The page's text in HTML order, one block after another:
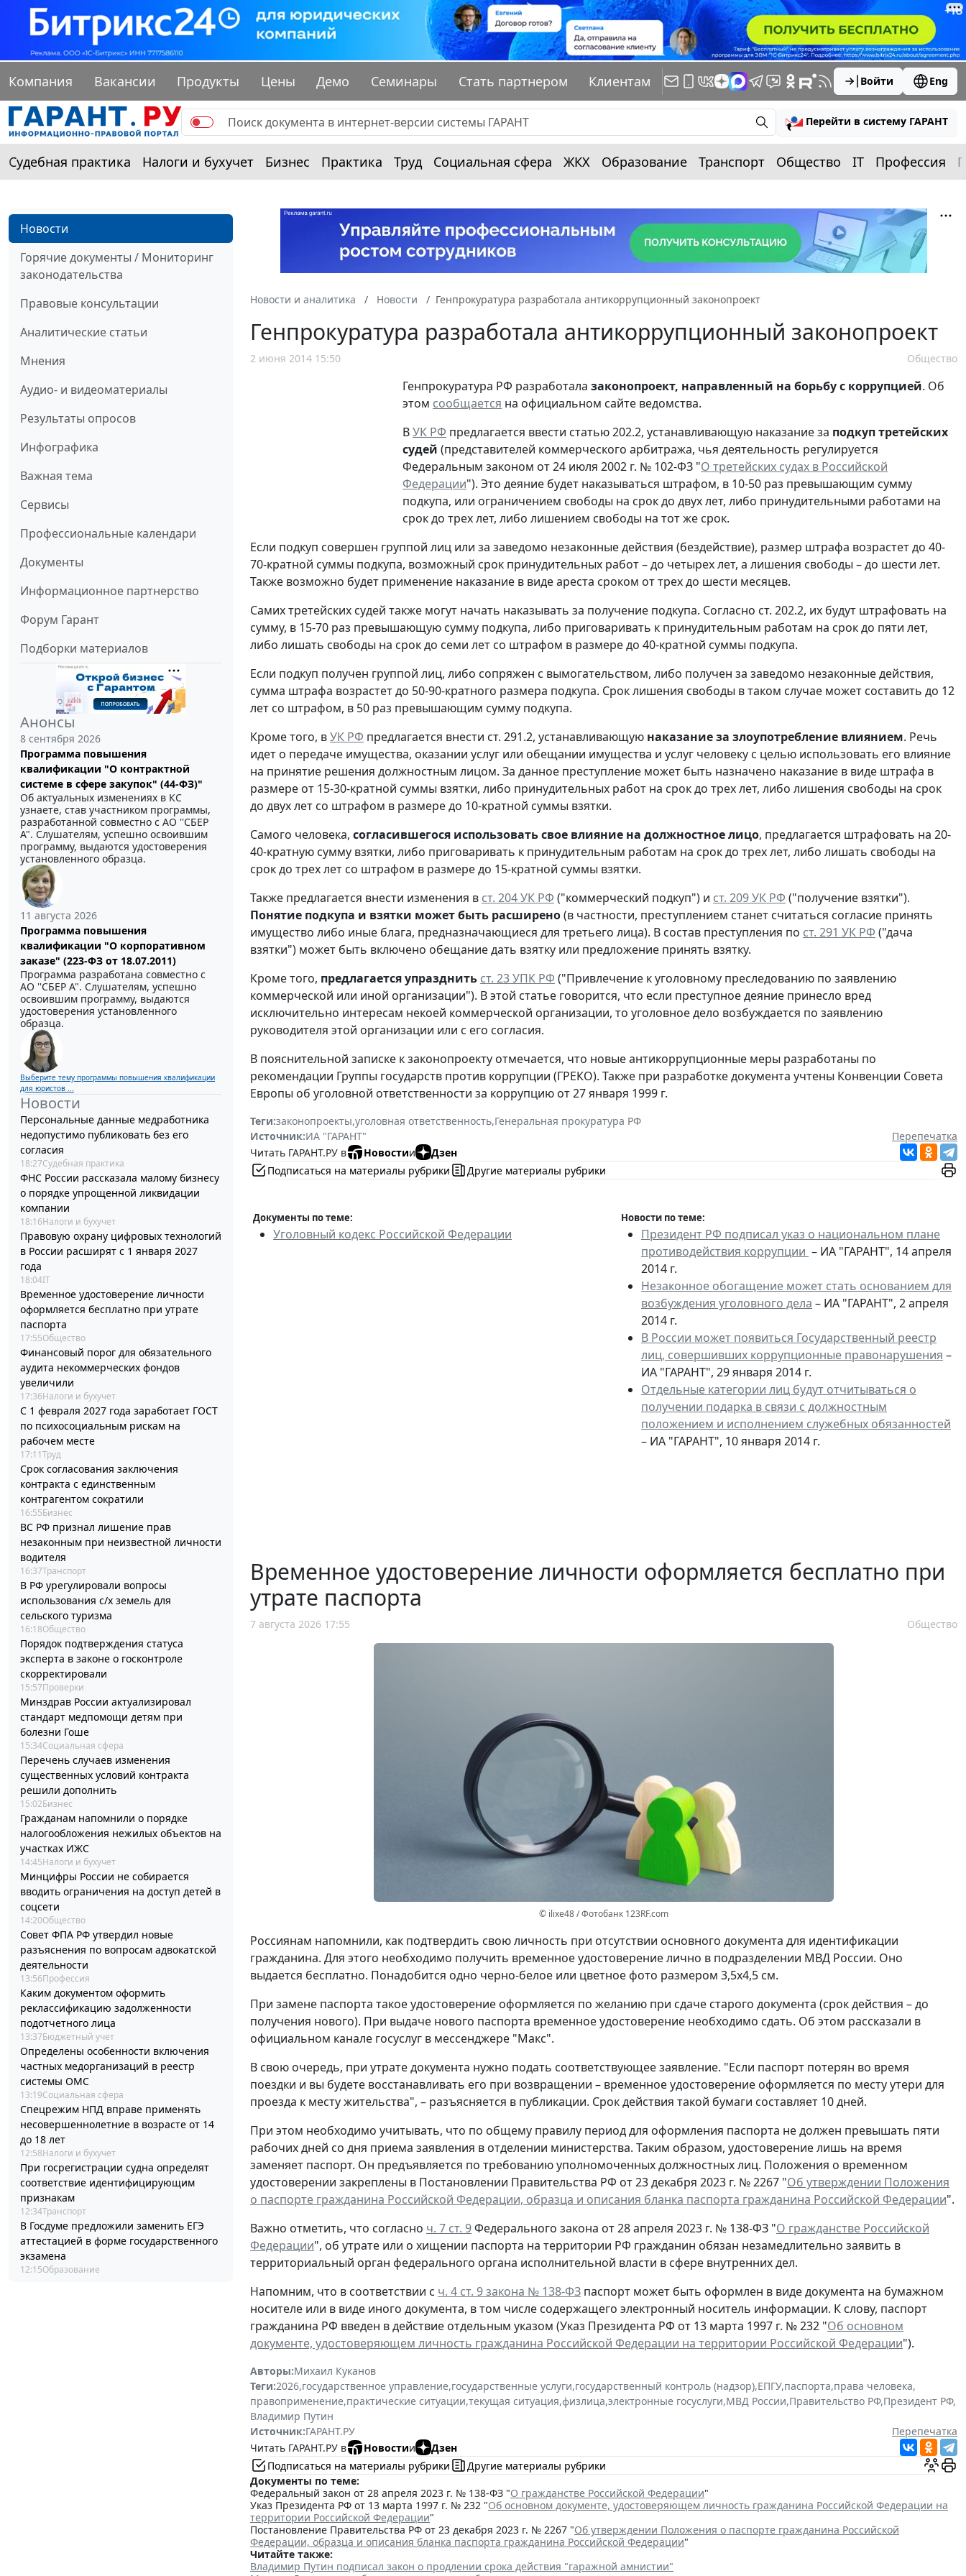
Компания Вакансии Продукты Цены Демо Семинары Стать партнером Клиентам Войти Eng
Перейти в систему ГАРАНТ
Судебная практика Налоги и бухучет Бизнес Практика Труд Социальная сфера ЖКХ Образование Транспорт Общество IT Профессия
Новости
Горячие документы / Мониторинг
законодательства
Правовые консультации
Аналитические статьи
Мнения
Аудио- и видеоматериалы
Результаты опросов
Инфографика
Важная тема
Сервисы
Профессиональные календари
Документы
Информационное партнерство
Форум Гарант
Подборки материалов
Анонсы
8 сентября 2026
Программа повышения
квалификации "О контрактной
системе в сфере закупок" (44-ФЗ)"
Об актуальных изменениях в КС
узнаете, став участником программы,
разработанной совместно с АО ''СБЕР
А". Слушателям, успешно освоившим
программу, выдаются удостоверения
установленного образца.
11 августа 2026
Программа повышения
квалификации "О корпоративном
заказе" (223-ФЗ от 18.07.2011)
Программа разработана совместно с
АО ''СБЕР А". Слушателям, успешно
освоившим программу, выдаются
удостоверения установленного
образца.
Выберите тему программы повышения квалификации
для юристов ...
Новости
Персональные данные медработника
недопустимо публиковать без его
согласия
18:27Судебная практика
ФНС России рассказала малому бизнесу
о порядке упрощенной ликвидации
компании
18:16Налоги и бухучет
Правовую охрану цифровых технологий
в России расширят с 1 января 2027
года
18:04IT
Временное удостоверение личности
оформляется бесплатно при утрате
паспорта
17:55Общество
Финансовый порог для обязательного
аудита некоммерческих фондов
увеличили
17:36Налоги и бухучет
С 1 февраля 2027 года заработает ГОСТ
по психосоциальным рискам на
рабочем месте
17:11Труд
Срок согласования заключения
контракта с единственным
контрагентом сократили
16:55Бизнес
ВС РФ признал лишение прав
незаконным при неизвестной личности
водителя
16:37Транспорт
В РФ урегулировали вопросы
использования с/х земель для
сельского туризма
16:18Общество
Порядок подтверждения статуса
эксперта в законе о госконтроле
скорректировали
15:57Проверки
Минздрав России актуализировал
стандарт медпомощи детям при
болезни Гоше
15:34Социальная сфера
Перечень случаев изменения
существенных условий контракта
решили дополнить
15:02Бизнес
Гражданам напомнили о порядке
налогообложения нежилых объектов на
участках ИЖС
14:45Налоги и бухучет
Минцифры России не собирается
вводить ограничения на доступ детей в
соцсети
14:20Общество
Совет ФПА РФ утвердил новые
разъяснения по вопросам адвокатской
деятельности
13:56Профессия
Каким документом оформить
реклассификацию задолженности
подотчетного лица
13:37Бюджетный учет
Определены особенности включения
частных медорганизаций в реестр
системы ОМС
13:19Социальная сфера
Спецрежим НПД вправе применять
несовершеннолетние в возрасте от 14
до 18 лет
12:58Налоги и бухучет
При госрегистрации судна определят
соответствие идентифицирующим
признакам
12:34Транспорт
В Госдуме предложили заменить ЕГЭ
аттестацией в форме государственного
экзамена
12:15Образование
Новости и аналитика Новости Генпрокуратура разработала антикоррупционный законопроект
Генпрокуратура разработала антикоррупционный законопроект
2 июня 2014 15:50 Общество
Генпрокуратура РФ разработала законопроект, направленный на борьбу с коррупцией. Об
этом сообщается на официальном сайте ведомства.
ВУК РФ предлагается ввести статью 202.2, устанавливающую наказание за подкуп третейских
судей (представителей коммерческого арбитража, чья деятельность регулируется
Федеральным законом от 24 июля 2002 г. № 102-ФЗ "О третейских судах в Российской
Федерации"). Это деяние будет наказываться штрафом, в 10-50 раз превышающим сумму
подкупа, или ограничением свободы на срок до двух лет, либо принудительными работами на
срок до трех лет, либо лишением свободы на тот же срок.
Если подкуп совершен группой лиц или за заведомо незаконные действия (бездействие), размер штрафа возрастет до 40-
70-кратной суммы подкупа, возможный срок принудительных работ – до четырех лет, а лишения свободы – до шести лет.
Также возможно будет применение наказание в виде ареста сроком от трех до шести месяцев.
Самих третейских судей также могут начать наказывать за получение подкупа. Согласно ст. 202.2, их будут штрафовать на
сумму, в 15-70 раз превышающую сумму подкупа, либо приговаривать к принудительным работам на срок до пяти лет,
либо лишать свободы на срок до семи лет со штрафом в размере до 40-кратной суммы подкупа.
Если подкуп получен группой лиц, либо сопряжен с вымогательством, либо получен за заведомо незаконные действия,
сумма штрафа возрастет до 50-90-кратного размера подкупа. Срок лишения свободы в таком случае может составить до 12
лет со штрафом, в 50 раз превышающим сумму подкупа.
Кроме того, вУК РФ предлагается внести ст. 291.2, устанавливающую наказание за злоупотребление влиянием. Речь
идет о передаче имущества, оказании услуг или обещании имущества и услуг человеку с целью использовать его влияние
на принятие решения должностным лицом. За данное преступление может быть назначено наказание в виде штрафа в
размере от 15-30-кратной суммы взятки, либо принудительных работ на срок до трех лет, либо лишения свободы на срок
до двух лет со штрафом в размере до 10-кратной суммы взятки.
Самого человека, согласившегося использовать свое влияние на должностное лицо, предлагается штрафовать на 20-
40-кратную сумму взятки, либо приговаривать к принудительным работам на срок до трех лет, либо лишать свободы на
срок до трех лет со штрафом в размере до 15-кратной суммы взятки.
Также предлагается внести изменения в ст. 204 УК РФ ("коммерческий подкуп") и ст. 209 УК РФ ("получение взятки").
Понятие подкупа и взятки может быть расширено(в частности, преступлением станет считаться согласие принять
имущество либо иные блага, предназначающиеся для третьего лица). В состав преступления по ст. 291 УК РФ ("дача
взятки") может быть включено обещание дать взятку или предложение принять взятку.
Кроме того, предлагаетсяупразднить ст. 23 УПК РФ ("Привлечение к уголовному преследованию по заявлению
коммерческой или иной организации"). В этой статье говорится, что если преступное деяние принесло вред
исключительно интересам некоей коммерческой организации, то уголовное дело возбуждается по заявлению
руководителя этой организации или с его согласия.
В пояснительной записке к законопроекту отмечается, что новые антикоррупционные меры разработаны по
рекомендации Группы государств против коррупции (ГРЕКО). Также при разработке документа учтены Конвенции Совета
Европы об уголовной ответственности за коррупцию от 27 января 1999 г.
Теги:законопроекты,уголовная ответственность,Генеральная прокуратура РФ
Источник:ИА "ГАРАНТ"
Перепечатка
Читать ГАРАНТ.РУ в
Новостии
Дзен
Подписаться на материалы рубрики
Другие материалы рубрики
Документы по теме: Новости по теме:
Уголовный кодекс Российской Федерации
Президент РФ подписал указ о национальном плане
противодействия коррупции – ИА "ГАРАНТ", 14 апреля
2014 г.
Незаконное обогащение может стать основанием для
возбуждения уголовного дела – ИА "ГАРАНТ", 2 апреля
2014 г.
В России может появиться Государственный реестр
лиц, совершивших коррупционные правонарушения –
ИА "ГАРАНТ", 29 января 2014 г.
Отдельные категории лиц будут отчитываться о
получении подарка в связи с должностным
положением и исполнением служебных обязанностей
– ИА "ГАРАНТ", 10 января 2014 г.
Временное удостоверение личности оформляется бесплатно при
утрате паспорта
7 августа 2026 17:55 Общество
© ilixe48 / Фотобанк 123RF.com
Россиянам напомнили, как подтвердить свою личность при отсутствии основного документа для идентификации
гражданина. Для этого необходимо получить временное удостоверение лично в подразделении МВД России. Оно
выдается бесплатно. Понадобится одно черно-белое или цветное фото размером 3,5x4,5 см.
При замене паспорта такое удостоверение оформляется по желанию при сдаче старого документа (срок действия – до
получения нового). При выдаче нового паспорта временное удостоверение необходимо сдать. Об этом рассказали в
официальном канале госуслуг в мессенджере "Макс".
В свою очередь, при утрате документа нужно подать соответствующее заявление. "Если паспорт потерян во время
поездки и вы будете восстанавливать его при возвращении – временное удостоверение оформляется по месту утери для
проезда к месту жительства", – разъясняется в публикации. Срок действия такой бумаги составляет 10 дней.
При этом необходимо учитывать, что по общему правилу период для оформления паспорта не должен превышать пяти
рабочих дней со дня приема заявления в отделении министерства. Таким образом, удостоверение лишь на время
заменяет паспорт. Он предъявляется по требованию уполномоченных должностных лиц. Положения о временном
удостоверении закреплены в Постановлении Правительства РФ от 23 декабря 2023 г. № 2267 "Об утверждении Положения
о паспорте гражданина Российской Федерации, образца и описания бланка паспорта гражданина Российской Федерации".
Важно отметить, что согласно ч. 7 ст. 9Федерального закона от 28 апреля 2023 г. № 138-ФЗ "О гражданстве Российской
Федерации", об утрате или о хищении паспорта на территории РФ гражданин обязан незамедлительно заявить в
территориальный орган федерального органа исполнительной власти в сфере внутренних дел.
Напомним, что в соответствии с ч. 4 ст. 9 закона № 138-ФЗ паспорт может быть оформлен в виде документа на бумажном
носителе или в виде иного документа, в том числе содержащего электронный носитель информации. К слову, паспорт
гражданина РФ введен в действие отдельным указом (Указ Президента РФ от 13 марта 1997 г. № 232 "Об основном
документе, удостоверяющем личность гражданина Российской Федерации на территории Российской Федерации").
Авторы:Михаил Куканов
Теги:2026,государственное управление,государственные услуги,государственный контроль (надзор),ЕПГУ,паспорта,права человека,
правоприменение,практические ситуации,текущая ситуация,физлица,электронные госуслуги,МВД России,Правительство РФ,Президент РФ,
Владимир Путин
Источник:ГАРАНТ.РУ
Перепечатка
Читать ГАРАНТ.РУ в
Новостии
Дзен
Подписаться на материалы рубрики
Другие материалы рубрики
Документы по теме:
Федеральный закон от 28 апреля 2023 г. № 138-ФЗ "О гражданстве Российской Федерации"
Указ Президента РФ от 13 марта 1997 г. № 232 "Об основном документе, удостоверяющем личность гражданина Российской Федерации на
территории Российской Федерации"
Постановление Правительства РФ от 23 декабря 2023 г. № 2267 "Об утверждении Положения о паспорте гражданина Российской
Федерации, образца и описания бланка паспорта гражданина Российской Федерации"
Читайте также:
Владимир Путин подписал закон о продлении срока действия "гаражной амнистии"